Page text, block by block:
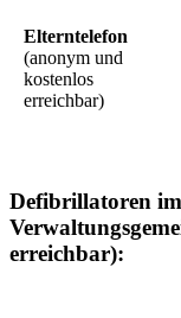
Elterntelefon
(anonym und
kostenlos
erreichbar)
Defibrillatoren
erreichbar):